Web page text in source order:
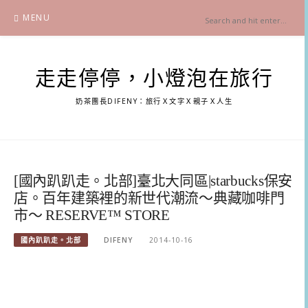
content
MENU
走走停停，小燈泡在旅行
奶茶團長DIFENY：旅行Ｘ文字Ｘ親子Ｘ人生
[國內趴趴走。北部]臺北大同區|starbucks保安
店。百年建築裡的新世代潮流～典藏咖啡門
市～ RESERVE™ STORE
國內趴趴走。北部 DIFENY 2014-10-16